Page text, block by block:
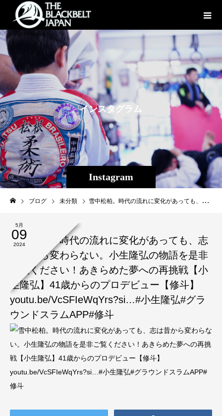
Instagram
インスタグラ ム
ブログ 未分類 雪中松柏。時代の流れに変化があっても、志は昔から変わらない。小生隆弘の物語を是非ご覧ください！あきらめた夢への再挑戦【小生隆弘】41歳からのプロデビュー【修斗】youtu.be/VcSFIeWqYrs?si…#小生隆弘#グラウンドスラムAPP#修斗
5月
09
2024
雪中松柏。時代の流れに変化があっても、志
は昔から変わらない。小生隆弘の物語を是非
ご覧ください！あきらめた夢への再挑戦【小
生隆弘】41歳からのプロデビュー【修斗】
youtu.be/VcSFIeWqYrs?si…#小生隆弘#グラ
ウンドスラムAPP#修斗